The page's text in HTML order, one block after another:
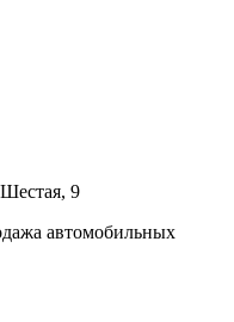
9
автомобильных